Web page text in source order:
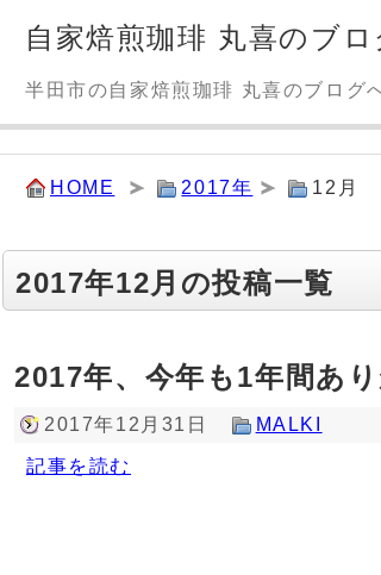
自家焙煎珈琲 丸喜のブロ
半田市の自家焙煎珈琲 丸喜のブログ
HOME 2017年 12月
2017年12月の投稿一覧
2017年、今年も1年間あ
2017年12月31日 MALKI
記事を読む